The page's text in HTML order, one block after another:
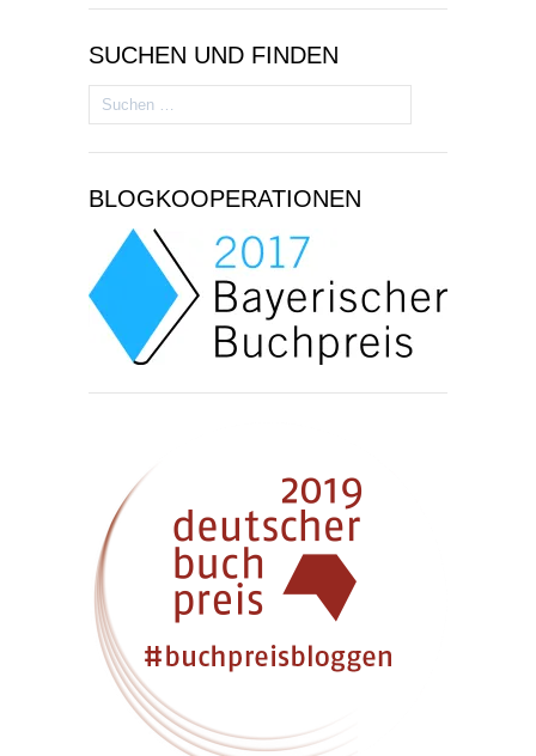
SUCHEN UND FINDEN
Suchen
nach:
BLOGKOOPERATIONEN